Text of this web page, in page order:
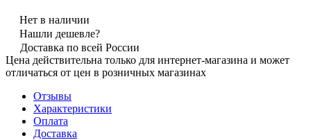
Нет в наличии
Нашли дешевле?
Доставка по всей России
Цена действительна только для интернет-магазина и может
отличаться от цен в розничных магазинах
Отзывы
Характеристики
Оплата
Доставка